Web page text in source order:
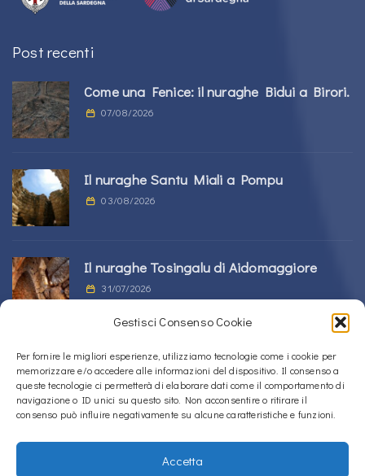
Gestisci Consenso Cookie
Per fornire le migliori esperienze, utilizziamo tecnologie come i cookie per
memorizzare e/o accedere alle informazioni del dispositivo. Il consenso a
queste tecnologie ci permetterà di elaborare dati come il comportamento di
navigazione o ID unici su questo sito. Non acconsentire o ritirare il
consenso può influire negativamente su alcune caratteristiche e funzioni.
Accetta
Post recenti
Come una Fenice: il nuraghe Bidui a Birori.
07/08/2026
Il nuraghe Santu Miali a Pompu
03/08/2026
Il nuraghe Tosingalu di Aidomaggiore
31/07/2026
La tomba di giganti s’Ortali ‘e su Monte a
Tortolì
21/07/2026